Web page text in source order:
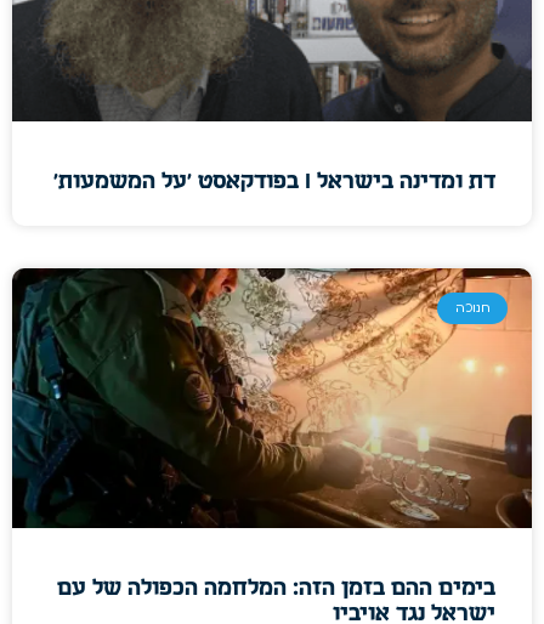
דת ומדינה בישראל I בפודקאסט 'על המשמעות'
חנוכה
בימים ההם בזמן הזה: המלחמה הכפולה של עם
ישראל נגד אויביו